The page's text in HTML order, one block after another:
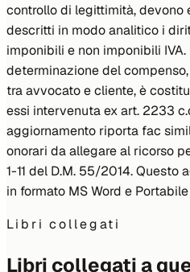
controllo di legittimità, devono
descritti in modo analitico i
imponibili e non imponibili
determinazione del
tra avvocato e cliente, è
essi intervenuta ex art. 2233
aggiornamento riporta fac
onorari da allegare al ricorso
1-11 del D.M. 55/2014.
in formato MS Word e
Libri collegati
Libri collegati a